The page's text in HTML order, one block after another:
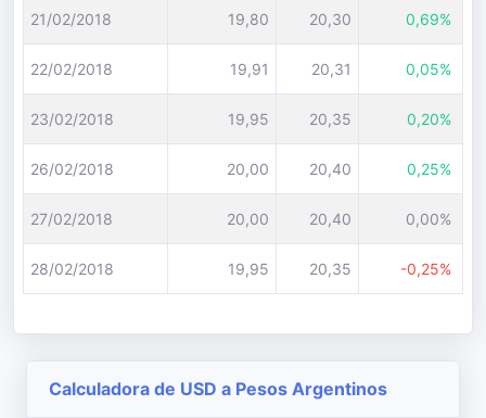
21/02/2018 19,80 20,30 0,69%
22/02/2018 19,91 20,31 0,05%
23/02/2018 19,95 20,35 0,20%
26/02/2018 20,00 20,40 0,25%
27/02/2018 20,00 20,40 0,00%
28/02/2018 19,95 20,35 -0,25%
Calculadora de USD a Pesos Argentinos